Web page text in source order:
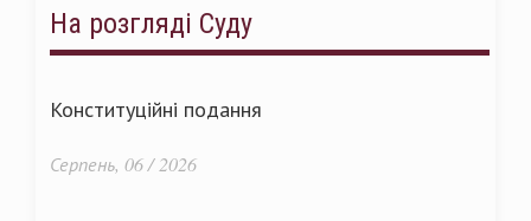
На розгляді Суду
Конституційні подання
Серпень, 06 / 2026